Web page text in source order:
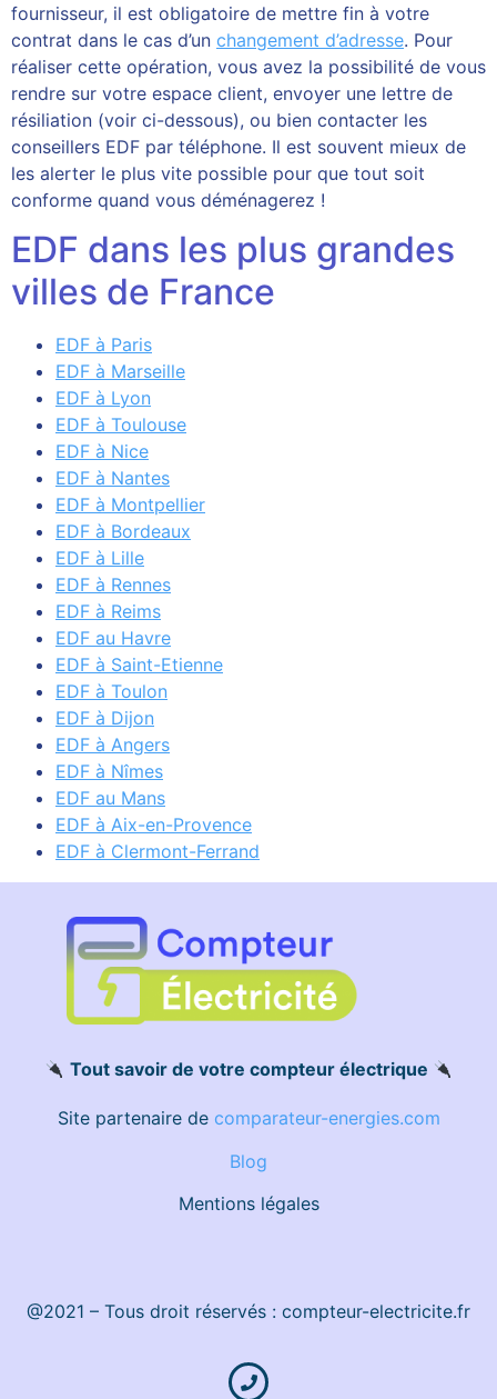
fournisseur, il est obligatoire de mettre fin à votre
contrat dans le cas d’un changement d’adresse. Pour
réaliser cette opération, vous avez la possibilité de vous
rendre sur votre espace client, envoyer une lettre de
résiliation (voir ci-dessous), ou bien contacter les
conseillers EDF par téléphone. Il est souvent mieux de
les alerter le plus vite possible pour que tout soit
conforme quand vous déménagerez !
EDF dans les plus grandes
villes de France
EDF à Paris
EDF à Marseille
EDF à Lyon
EDF à Toulouse
EDF à Nice
EDF à Nantes
EDF à Montpellier
EDF à Bordeaux
EDF à Lille
EDF à Rennes
EDF à Reims
EDF au Havre
EDF à Saint-Etienne
EDF à Toulon
EDF à Dijon
EDF à Angers
EDF à Nîmes
EDF au Mans
EDF à Aix-en-Provence
EDF à Clermont-Ferrand
Tout savoir de votre compteur électrique
Site partenaire de comparateur-energies.com
Blog
Mentions légales
@2021 – Tous droit réservés : compteur-electricite.fr